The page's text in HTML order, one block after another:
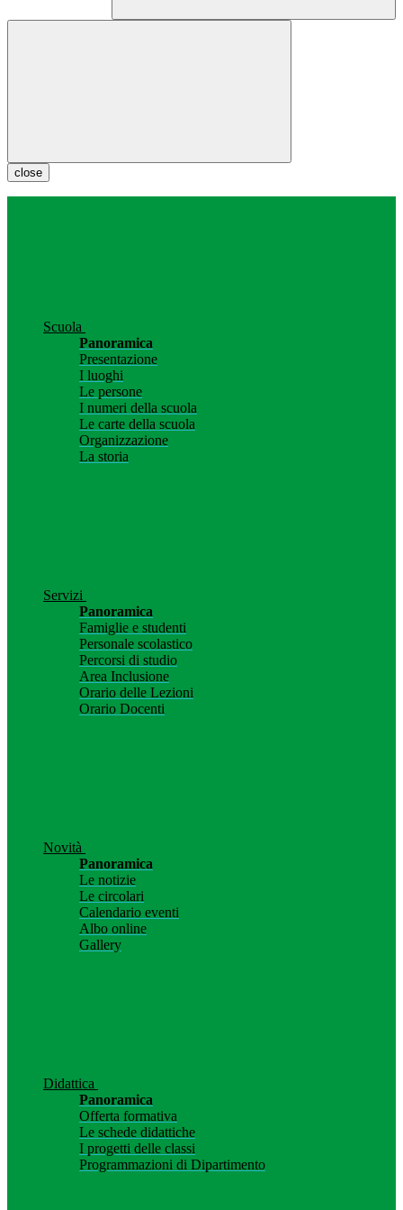
close
Scuola
Panoramica
Presentazione
I luoghi
Le persone
I numeri della scuola
Le carte della scuola
Organizzazione
La storia
Servizi
Panoramica
Famiglie e studenti
Personale scolastico
Percorsi di studio
Area Inclusione
Orario delle Lezioni
Orario Docenti
Novità
Panoramica
Le notizie
Le circolari
Calendario eventi
Albo online
Gallery
Didattica
Panoramica
Offerta formativa
Le schede didattiche
I progetti delle classi
Programmazioni di Dipartimento